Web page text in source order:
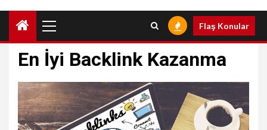
Menu
Flaş Konular
En İyi Backlink Kazanma